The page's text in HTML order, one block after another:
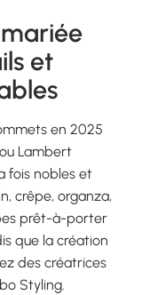
et
en 2025
Lambert
fois nobles et
crêpe, organza,
prêt-à-porter
que la création
des créatrices
Styling.